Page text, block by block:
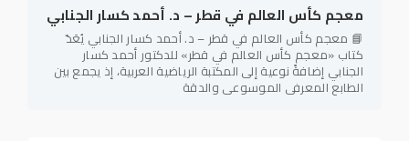
معجم كأس العالم في قطر – د. أحمد كسار الجنابي
📘 معجم كأس العالم في قطر – د. أحمد كسار الجنابي يُعَدّ
كتاب «معجم كأس العالم في قطر» للدكتور أحمد كسار
الجنابي إضافةً نوعية إلى المكتبة الرياضية العربية، إذ يجمع بين
الطابع المعرفي الموسوعي والدقة